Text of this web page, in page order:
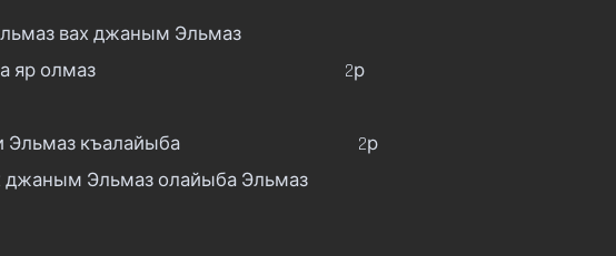
вах джаным Эльмаз
олмаз                                                        2р
къалайыба                                        2р
джаным Эльмаз олайыба Эльмаз